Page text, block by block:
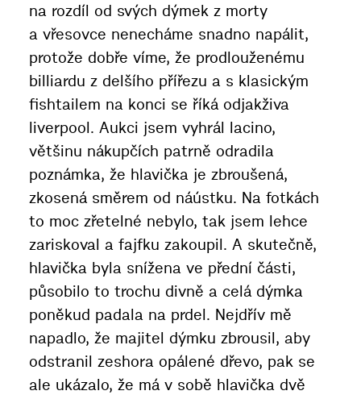
na rozdíl od svých dýmek z morty
a vřesovce nenecháme snadno napálit,
protože dobře víme, že prodlouženému
billiardu z delšího přířezu a s klasickým
fishtailem na konci se říká odjakživa
liverpool. Aukci jsem vyhrál lacino,
většinu nákupčích patrně odradila
poznámka, že hlavička je zbroušená,
zkosená směrem od náústku. Na fotkách
to moc zřetelné nebylo, tak jsem lehce
zariskoval a fajfku zakoupil. A skutečně,
hlavička byla snížena ve přední části,
působilo to trochu divně a celá dýmka
poněkud padala na prdel. Nejdřív mě
napadlo, že majitel dýmku zbrousil, aby
odstranil zeshora opálené dřevo, pak se
ale ukázalo, že má v sobě hlavička dvě